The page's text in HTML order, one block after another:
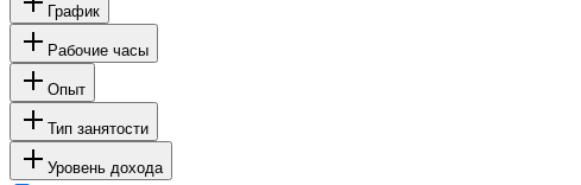
График
Рабочие часы
Опыт
Тип занятости
Уровень дохода